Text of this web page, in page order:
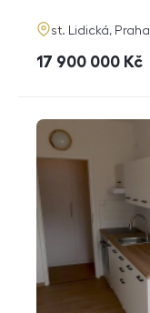
adresa
st. Lidická, Praha
cena
17 900 000 Kč